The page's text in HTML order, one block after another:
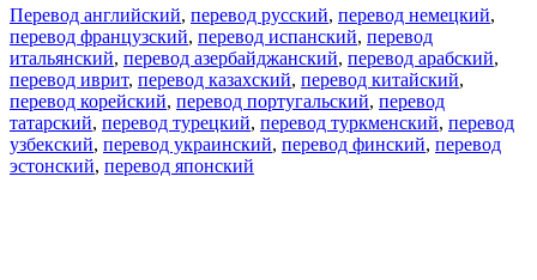
Перевод английский, перевод русский, перевод немецкий,
перевод французский, перевод испанский, перевод
итальянский, перевод азербайджанский, перевод арабский,
перевод иврит, перевод казахский, перевод китайский,
перевод корейский, перевод португальский, перевод
татарский, перевод турецкий, перевод туркменский, перевод
узбекский, перевод украинский, перевод финский, перевод
эстонский, перевод японский